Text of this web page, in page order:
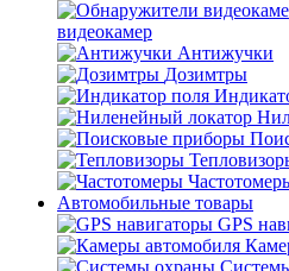
видеокамер
Антижучки
Дозимтры
Автомобильные товары
GPS